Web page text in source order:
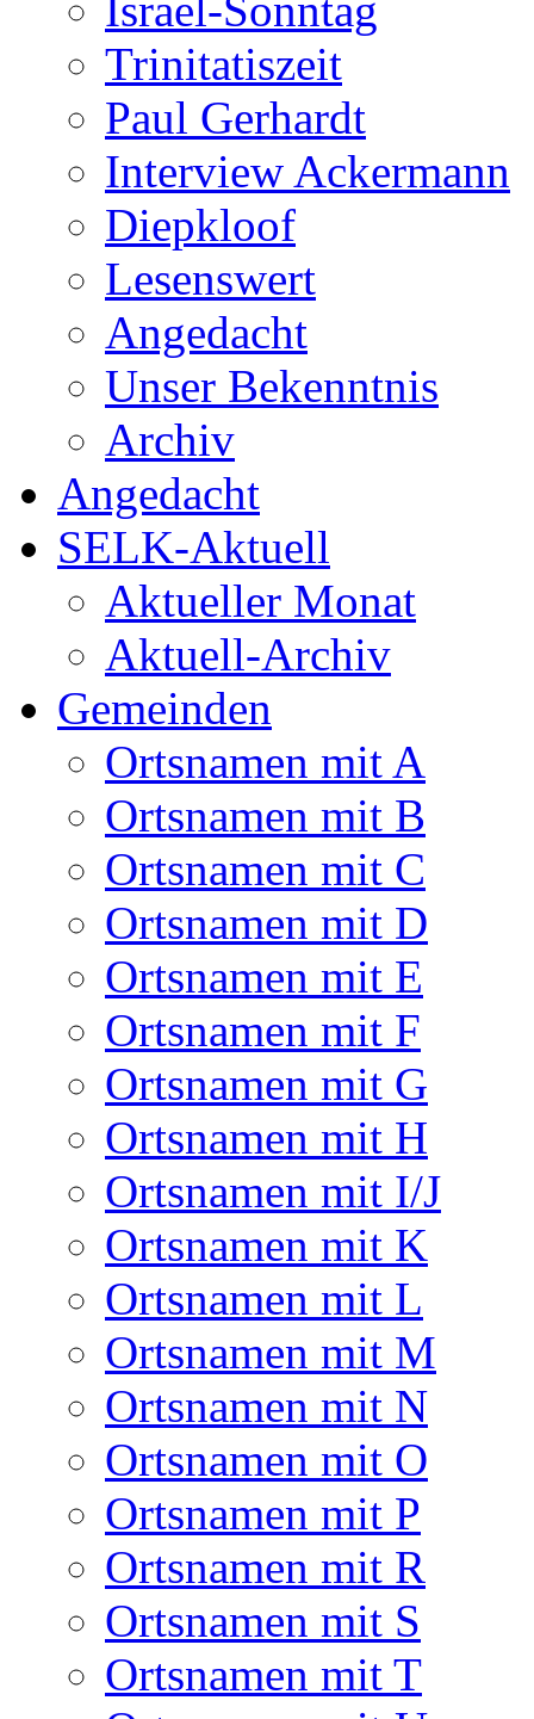
Trinitatiszeit
Paul Gerhardt
Interview Ackermann
Diepkloof
Lesenswert
Angedacht
Unser Bekenntnis
Archiv
Angedacht
SELK-Aktuell
Aktueller Monat
Aktuell-Archiv
Gemeinden
Ortsnamen mit A
Ortsnamen mit B
Ortsnamen mit C
Ortsnamen mit D
Ortsnamen mit E
Ortsnamen mit F
Ortsnamen mit G
Ortsnamen mit H
Ortsnamen mit I/J
Ortsnamen mit K
Ortsnamen mit L
Ortsnamen mit M
Ortsnamen mit N
Ortsnamen mit O
Ortsnamen mit P
Ortsnamen mit R
Ortsnamen mit S
Ortsnamen mit T